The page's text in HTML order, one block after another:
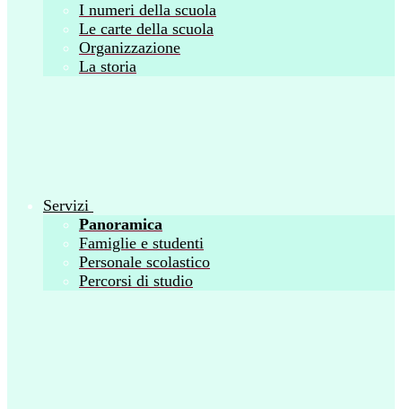
I numeri della scuola
Le carte della scuola
Organizzazione
La storia
Servizi
Panoramica
Famiglie e studenti
Personale scolastico
Percorsi di studio